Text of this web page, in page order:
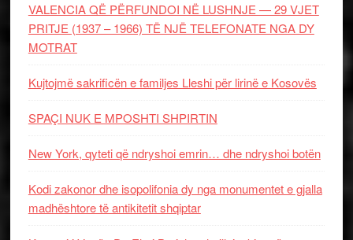
VALENCIA QË PËRFUNDOI NË LUSHNJE — 29 VJET
PRITJE (1937 – 1966) TË NJË TELEFONATE NGA DY
MOTRAT
Kujtojmë sakrificën e familjes Lleshi për lirinë e Kosovës
SPAÇI NUK E MPOSHTI SHPIRTIN
New York, qyteti që ndryshoi emrin… dhe ndryshoi botën
Kodi zakonor dhe isopolifonia dy nga monumentet e gjalla
madhështore të antikitetit shqiptar